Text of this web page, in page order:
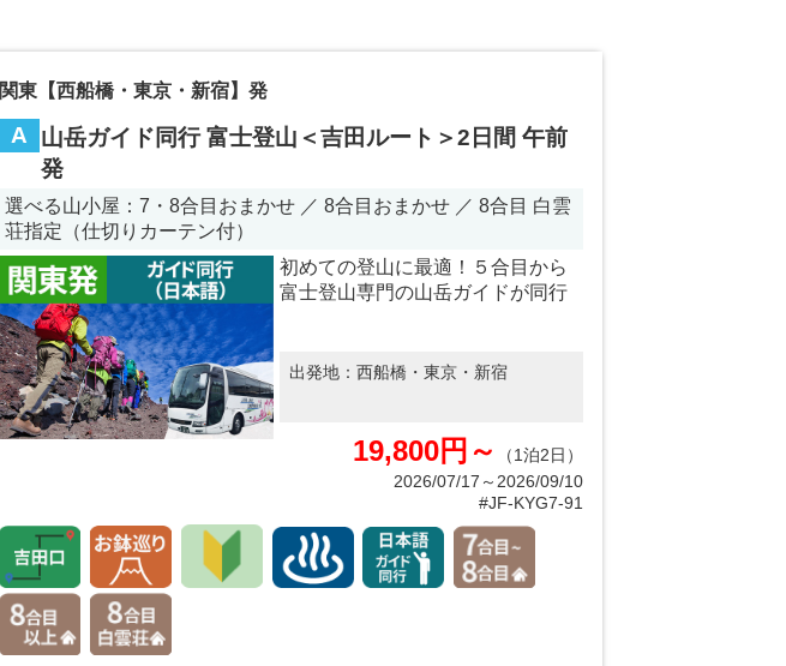
関東【西船橋・東京・新宿】発
A
山岳ガイド同行 富士登山＜吉田ルート＞2日間 午前
発
選べる山小屋：7・8合目おまかせ ／ 8合目おまかせ ／ 8合目 白雲
荘指定（仕切りカーテン付）
初めての登山に最適！５合目から
富士登山専門の山岳ガイドが同行
出発地： 西船橋・東京・新宿
19,800円～
（1泊2日）
2026/07/17～2026/09/10
#JF-KYG7-91